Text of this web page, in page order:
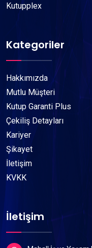
Kutupplex
Kategoriler
Hakkımızda
Mutlu Müşteri
Kutup Garanti Plus
Çekiliş Detayları
Kariyer
Şikayet
İletişim
KVKK
İletişim